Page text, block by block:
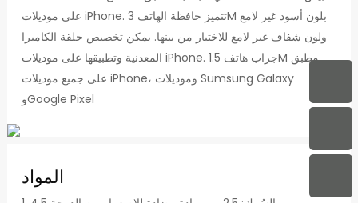
على موديلات iPhone. تتميز حافظة الهاتف 3M بلون أسود غير لامع
ولون شفاف غير لامع للاختيار من بينها. يمكن تخصيص حلقة الكاميرا
المعدنية وتطبيقها على موديلات iPhone. جراب هاتف 1.5M مطبق
على جميع موديلات iPhone، وموديلات Sumsung Galaxy
وGoogle Pixel
المواد